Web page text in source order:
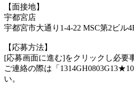
【面接地】
宇都宮店
宇都宮市大通り1-4-22 MSC第2ビル
【応募方法】
[応募画面に進む]をクリックし必要
ご連絡の際は「
い。